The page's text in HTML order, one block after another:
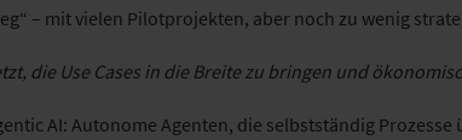
– mit vielen Pilotprojekten, aber noch zu wenig
die Use Cases in die Breite zu bringen und
AI: Autonome Agenten, die selbstständig